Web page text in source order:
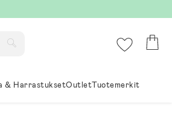
& HarrastuksetOutletTuotemerkit